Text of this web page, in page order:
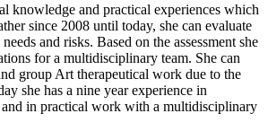
knowledge and practical experiences which
since 2008 until today, she can evaluate
and risks. Based on the assessment she
for a multidisciplinary team. She can
group Art therapeutical work due to the
she has a nine year experience in
in practical work with a multidisciplinary